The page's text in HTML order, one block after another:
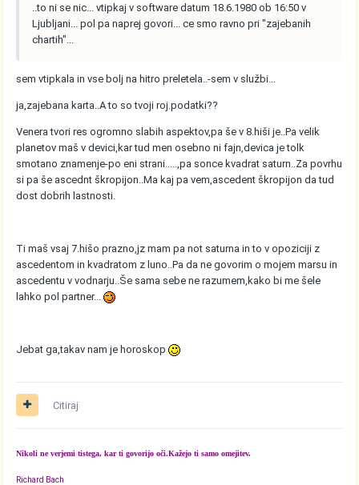
..to ni se nic... vtipkaj v software datum 18.6.1980 ob 16:50 v
Ljubljani... pol pa naprej govori... ce smo ravno pri "zajebanih
chartih"...
sem vtipkala in vse bolj na hitro preletela..-sem v službi...
ja,zajebana karta..A to so tvoji roj.podatki??
Venera tvori res ogromno slabih aspektov,pa še v 8.hiši je..Pa velik
planetov maš v devici,kar tud men osebno ni fajn,devica je tolk
smotano znamenje-po eni strani.....,pa sonce kvadrat saturn..Za povrhu
si pa še ascednt škropijon..Ma kaj pa vem,ascedent škropijon da tud
dost dobrih lastnosti.
Ti maš vsaj 7.hišo prazno,jz mam pa not saturna in to v opoziciji z
ascedentom in kvadratom z luno..Pa da ne govorim o mojem marsu in
ascedentu v vodnarju..Še sama sebe ne razumem,kako bi me šele
lahko pol partner...
Jebat ga,takav nam je horoskop
Citiraj
Nikoli ne verjemi tistega, kar ti govorijo oči.Kažejo ti samo omejitev.
Richard Bach